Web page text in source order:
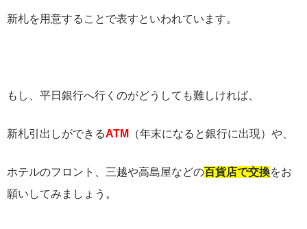
新札を用意することで表すといわれています。
もし、平日銀行へ行くのがどうしても難しければ、
新札引出しができるATM （年末になると銀行に出現）や、
ホテルのフロント、三越や高島屋などの百貨店で交換をお
願いしてみましょう。